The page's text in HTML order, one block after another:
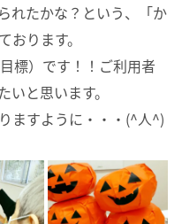
れたかな？という、「か
ります。
標）です！！ご利用者
と思います。
ますように・・・(^人^)